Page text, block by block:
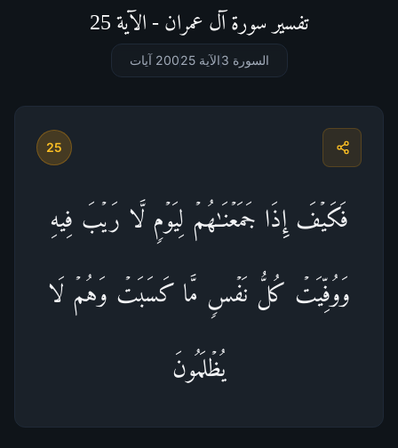
تفسير سورة آل عمران - الآية 25
السورة 3 الآية 25 200 آيات
25
فَكَیۡفَ إِذَا جَمَعۡنَـٰهُمۡ لِیَوۡمࣲ لَّا رَیۡبَ فِیهِ
وَوُفِّیَتۡ كُلُّ نَفۡسࣲ مَّا كَسَبَتۡ وَهُمۡ لَا
یُظۡلَمُونَ